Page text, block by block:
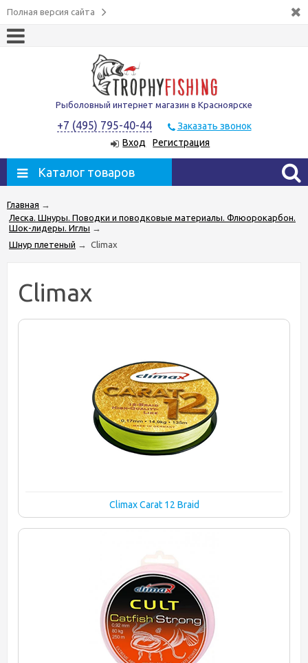
Полная версия сайта
Рыболовный интернет магазин в Красноярске
+7 (495) 795-40-44
Заказать звонок
Вход
Регистрация
Каталог товаров
Главная
→
Леска. Шнуры. Поводки и поводковые материалы. Флюорокарбон.
Шок-лидеры. Иглы →
Шнур плетеный → Climax
Climax
Climax Carat 12 Braid